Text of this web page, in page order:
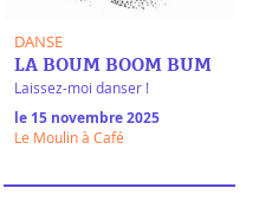
DANSE
LA BOUM BOOM BUM
Laissez-moi danser !
le 15 novembre 2025
Le Moulin à Café